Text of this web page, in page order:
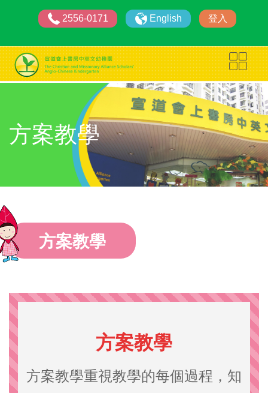
2556-0171 English 登入
方案教學
方案教學
方案教學
方案教學重視教學的每個過程，知